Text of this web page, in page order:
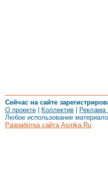
Сейчас на сайте
О проекте
Коллектив Реклама
Любое использование
Разработка сайта Asinka.Ru